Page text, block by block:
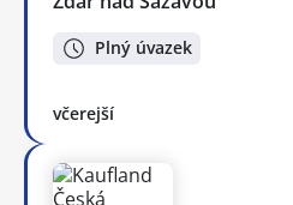
Plný úvazek
včerejší